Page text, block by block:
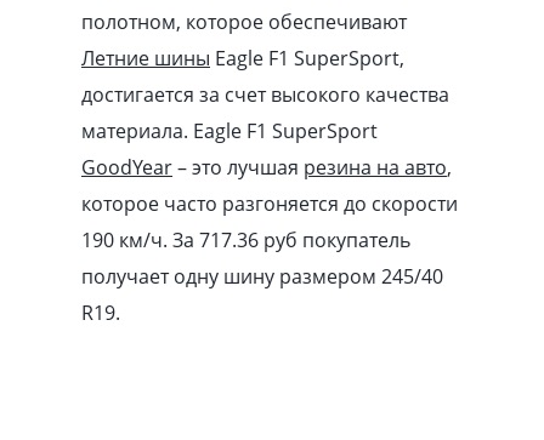
полотном, которое обеспечивают
Летние шины Eagle F1 SuperSport,
достигается за счет высокого качества
материала. Eagle F1 SuperSport
GoodYear– это лучшая резина на авто,
которое часто разгоняется до скорости
190 км/ч. За 717.36 pуб покупатель
получает одну шину размером 245/40
R19.